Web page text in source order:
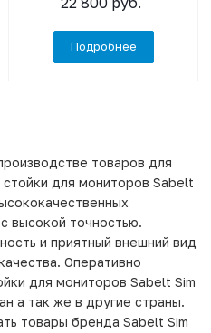
Подробнее
товаров для
для мониторов Sabelt
высокой точностью.
и приятный внешний вид
Оперативно
для мониторов Sabelt Sim
а так же в другие страны.
товары бренда Sabelt Sim